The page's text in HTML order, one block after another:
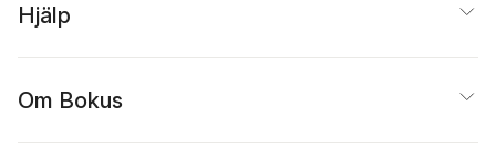
Hjälp
Om Bokus